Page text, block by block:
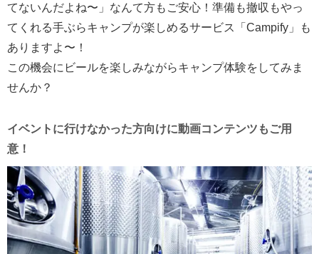
てないんだよね〜」なんて方もご安心！準備も撤収もやっ
てくれる手ぶらキャンプが楽しめるサービス「Campify」も
ありますよ〜！
この機会にビールを楽しみながらキャンプ体験をしてみま
せんか？
イベントに行けなかった方向けに動画コンテンツもご用
意！